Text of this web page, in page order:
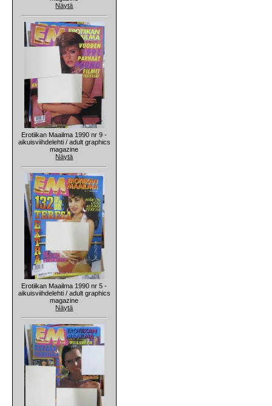
Näytä
Erotiikan Maailma 1990 nr 9 -
aikuisviihdelehti / adult graphics
magazine
Näytä
Erotiikan Maailma 1990 nr 5 -
aikuisviihdelehti / adult graphics
magazine
Näytä